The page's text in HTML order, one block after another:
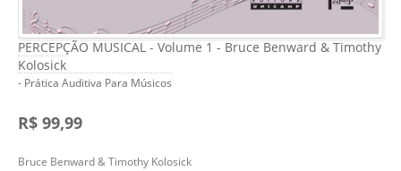
PERCEPÇÃO MUSICAL - Volume 1 - Bruce Benward & Timothy
Kolosick
- Prática Auditiva Para Músicos
R$ 99,99
Bruce Benward & Timothy Kolosick